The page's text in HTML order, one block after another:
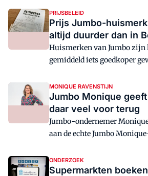
respectievelijk Ittervoort en
PRIJSBELEID
Prijs Jumbo-
altijd duurder dan in
Huismerken van Jumbo zijn
gemiddeld iets goedkoper
MONIQUE RAVENSTIJN
Jumbo Monique
daar veel voor terug
Jumbo-ondernemer
aan de echte Jumbo
ONDERZOEK
Supermarkten